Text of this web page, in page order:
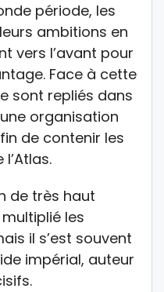
période, les
ambitions en
vers l’avant pour
Face à cette
sont repliés dans
organisation
de contenir les
de très haut
les
il s’est souvent
impérial, auteur